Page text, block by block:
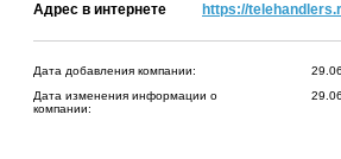
Адрес в интернете
https://
Дата добавления компании:
Дата изменения информации о
компании: